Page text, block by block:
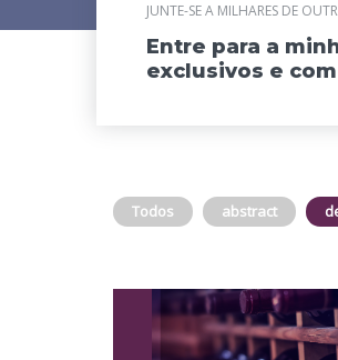
JUNTE-SE A MILHARES DE
Entre para a
exclusivos e
Todos abstract